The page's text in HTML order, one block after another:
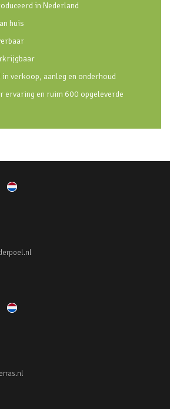
in Nederland
huis
verkoop, aanleg en onderhoud
ervaring en ruim 600 opgeleverde